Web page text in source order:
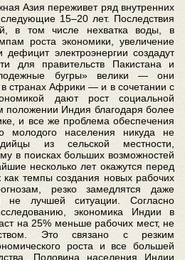
Азия переживет ряд внутренних
15–20 лет. Последствия
в том числе нехватка воды, в
роста экономики, увеличение
электроэнергии создадут
для правительств Пакистана и
бугры» велики — они
странах Африки — и в сочетании с
дают рост социальной
положении Индия благодаря более
и все же проблема обеспечения
молодого населения никуда не
из сельской местности,
в поисках больших возможностей
несколько лет окажутся перед
как темпы создания новых рабочих
резко замедлятся даже
не лучшей ситуации. Согласно
экономика Индии в
на 25% меньше рабочих мест, не
Это связано с резким
роста и все большей
Половина населения Индии